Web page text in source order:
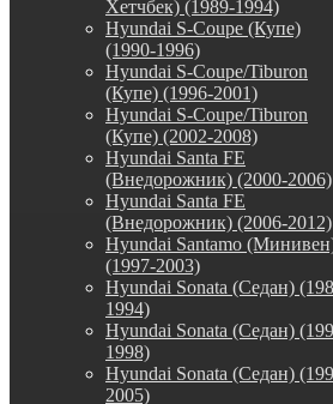
Хетчбек) (1989-1994)
Hyundai S-Coupe (Купе)
(1990-1996)
Hyundai S-Coupe/Tiburon
(Купе) (1996-2001)
Hyundai S-Coupe/Tiburon
(Купе) (2002-2008)
Hyundai Santa FE
(Внедорожник) (2000-2006)
Hyundai Santa FE
(Внедорожник) (2006-2012)
Hyundai Santamo
(1997-2003)
Hyundai Sonata (Седан)
1994)
Hyundai Sonata (Седан)
1998)
Hyundai Sonata (Седан)
2005)